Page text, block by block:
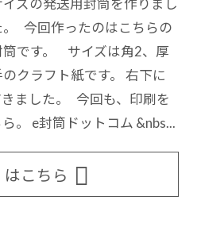
。 今回作ったのはこちらの
筒です。 サイズは角2、厚
のクラフト紙です。 右下に
ました。 今回も、印刷を
。 e封筒ドットコム &nbs...
こちら